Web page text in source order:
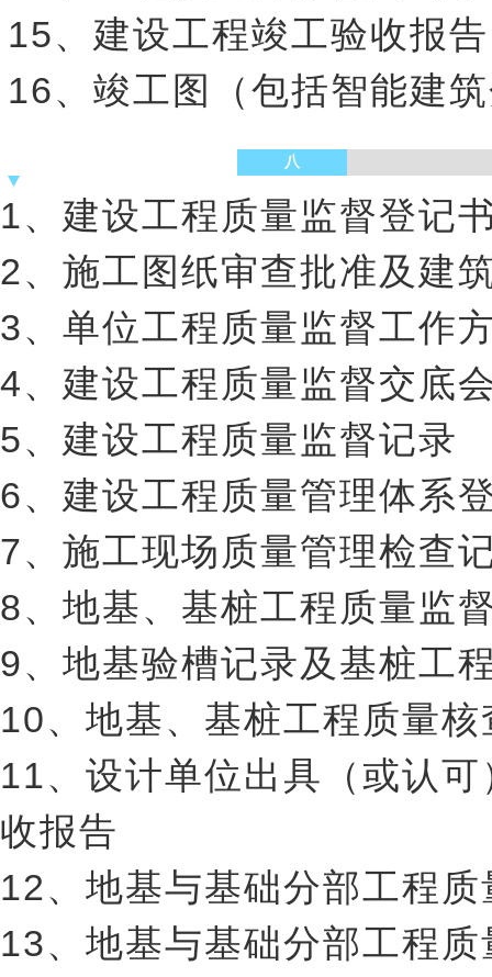
15、建设工程竣工验收报
16、竣工图（包括智能建
八
1、建设工程质量监督登记
2、施工图纸审查批准及建
3、单位工程质量监督工作
4、建设工程质量监督交底
5、建设工程质量监督记录
6、建设工程质量管理体系
7、施工现场质量管理检查
8、地基、基桩工程质量监
9、地基验槽记录及基桩工
10、地基、基桩工程质量核
11、设计单位出具（或认
收报告
12、地基与基础分部工程
13、地基与基础分部工程